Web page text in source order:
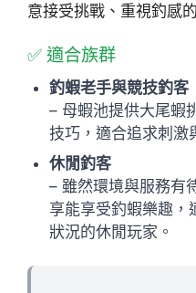
意接受挑戰、重視釣感
✅ 適合族群
釣蝦老手與競技釣客
– 母蝦池提供大尾蝦
技巧，適合追求刺激
休閒釣客
– 雖然環境與服務有
享能享受釣蝦樂趣，
狀況的休閒玩家。